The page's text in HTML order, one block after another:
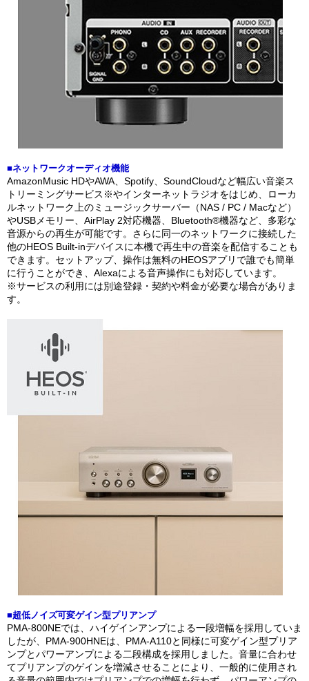
■ネットワークオーディオ機能
AmazonMusic HDやAWA、Spotify、SoundCloudなど幅広い音楽ス
トリーミングサービス※やインターネットラジオをはじめ、ローカ
ルネットワーク上のミュージックサーバー（NAS / PC / Macなど）
やUSBメモリー、AirPlay 2対応機器、Bluetooth®機器など、多彩な
音源からの再生が可能です。さらに同一のネットワークに接続した
他のHEOS Built-inデバイスに本機で再生中の音楽を配信することも
できます。セットアップ、操作は無料のHEOSアプリで誰でも簡単
に行うことができ、Alexaによる音声操作にも対応しています。
※サービスの利用には別途登録・契約や料金が必要な場合がありま
す。
■超低ノイズ可変ゲイン型プリアンプ
PMA-800NEでは、ハイゲインアンプによる一段増幅を採用していま
したが、PMA-900HNEは、PMA-A110と同様に可変ゲイン型プリア
ンプとパワーアンプによる二段構成を採用しました。音量に合わせ
てプリアンプのゲインを増減させることにより、一般的に使用され